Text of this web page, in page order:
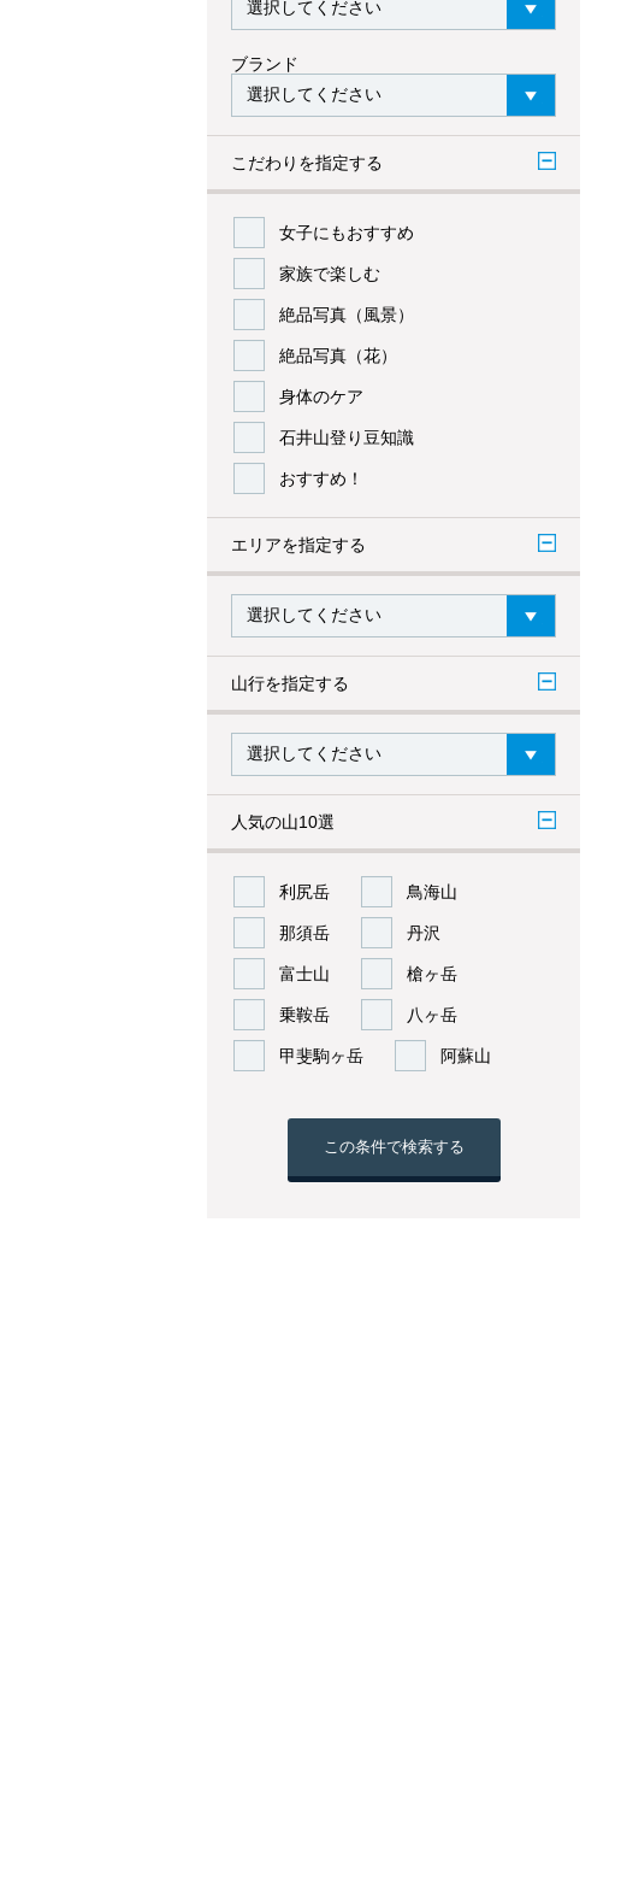
ブランド
こだわりを指定する
女子にもおすすめ
家族で楽しむ
絶品写真（風景）
絶品写真（花）
身体のケア
石井山登り豆知識
おすすめ！
エリアを指定する
山行を指定する
人気の山10選
利尻岳 鳥海山
那須岳 丹沢
富士山 槍ヶ岳
乗鞍岳 八ヶ岳
甲斐駒ヶ岳 阿蘇山
この条件で検索する